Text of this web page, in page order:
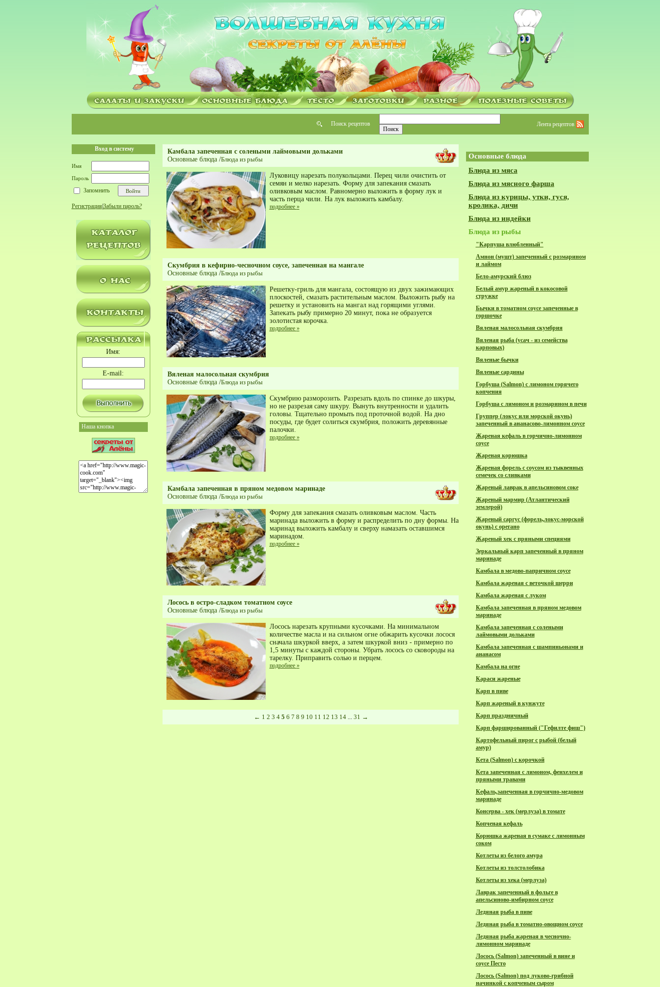
Поиск рецептов Лента рецептов
Вход в систему
Имя
Пароль
Запомнить
Регистрация Забыли пароль?
Имя:
E-mail:
Наша кнопка
Камбала запеченная с солеными лаймовыми дольками
Основные блюда/Блюда из рыбы
Луковицу нарезать полукольцами. Перец чили очистить от
семян и мелко нарезать. Форму для запекания смазать
оливковым маслом. Равномерно выложить в форму лук и
часть перца чили. На лук выложить камбалу.
подробнее »
Скумбрия в кефирно-чесночном соусе, запеченная на мангале
Основные блюда/Блюда из рыбы
Решетку-гриль для мангала, состоящую из двух зажимающих
плоскостей, смазать растительным маслом. Выложить рыбу на
решетку и установить на мангал над горящими углями.
Запекать рыбу примерно 20 минут, пока не образуется
золотистая корочка.
подробнее »
Вяленая малосольная скумбрия
Основные блюда/Блюда из рыбы
Скумбрию разморозить. Разрезать вдоль по спинке до шкуры,
но не разрезая саму шкуру. Вынуть внутренности и удалить
головы. Тщательно промыть под проточной водой. На дно
посуды, где будет солиться скумбрия, положить деревянные
палочки.
подробнее »
Камбала запеченная в пряном медовом маринаде
Основные блюда/Блюда из рыбы
Форму для запекания смазать оливковым маслом. Часть
маринада выложить в форму и распределить по дну формы. На
маринад выложить камбалу и сверху намазать оставшимся
маринадом.
подробнее »
Лосось в остро-сладком томатном соусе
Основные блюда/Блюда из рыбы
Лосось нарезать крупными кусочками. На минимальном
количестве масла и на сильном огне обжарить кусочки лосося
сначала шкуркой вверх, а затем шкуркой вниз - примерно по
1,5 минуты с каждой стороны. Убрать лосось со сковороды на
тарелку. Приправить солью и перцем.
подробнее »
← 1 2 3 4 5 6 7 8 9 10 11 12 13 14 ... 31 →
Основные блюда
Блюда из мяса
Блюда из мясного фарша
Блюда из курицы, утки, гуся,
кролика, дичи
Блюда из индейки
Блюда из рыбы
"Карпуша влюбленный"
Амнон (мушт) запеченный с розмарином
и лаймом
Бело-амурский блюз
Белый амур жареный в кокосовой
стружке
Бычки в томатном соусе запеченные в
горшочке
Вяленая малосольная скумбрия
Вяленая рыба (усач - из семейства
карповых)
Вяленые бычки
Вяленые сардины
Горбуша (Salmon) с лимоном горячего
копчения
Горбуша с лимоном и розмарином в печи
Группер (локус или морской окунь)
запеченный в ананасово-лимонном соусе
Жареная кефаль в горчично-лимонном
соусе
Жареная корюшка
Жареная форель с соусом из тыквенных
семечек со сливками
Жареный лаврак в апельсиновом соке
Жареный мармир (Атлантический
землерой)
Жареный саргус (форель,локус-морской
окунь) с орегано
Жареный хек с пряными специями
Зеркальный карп запеченный в пряном
маринаде
Камбала в медово-папричном соусе
Камбала жареная с веточкой шерри
Камбала жареная с луком
Камбала запеченная в пряном медовом
маринаде
Камбала запеченная с солеными
лаймовыми дольками
Камбала запеченная с шампиньонами и
ананасом
Камбала на огне
Караси жареные
Карп в пиве
Карп жареный в кунжуте
Карп праздничный
Карп фаршированный ("Гефилте фиш")
Картофельный пирог с рыбой (белый
амур)
Кета (Salmon) с корочкой
Кета запеченная с лимоном, фенхелем и
пряными травами
Кефаль,запеченная в горчично-медовом
маринаде
Консерва - хек (мерлуза) в томате
Копченая кефаль
Корюшка жареная в сумаке с лимонным
соком
Котлеты из белого амура
Котлеты из толстолобика
Котлеты из хека (мерлуза)
Лаврак запеченный в фольге в
апельсиново-имбирном соусе
Ледяная рыба в пиве
Ледяная рыба в томатно-овощном соусе
Ледяная рыба жареная в чесночно-
лимонном маринаде
Лосось (Salmon) запеченный в вине и
соусе Песто
Лосось (Salmon) под луково-грибной
начинкой с копченым сыром